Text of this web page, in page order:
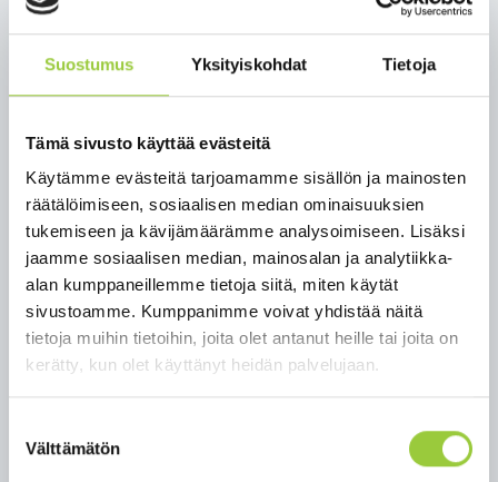
Suostumus Yksityiskohdat Tietoja
Tämä sivusto käyttää evästeitä
Käytämme evästeitä tarjoamamme sisällön ja mainosten
räätälöimiseen, sosiaalisen median ominaisuuksien
tukemiseen ja kävijämäärämme analysoimiseen. Lisäksi
jaamme sosiaalisen median, mainosalan ja analytiikka-
alan kumppaneillemme tietoja siitä, miten käytät
sivustoamme. Kumppanimme voivat yhdistää näitä
tietoja muihin tietoihin, joita olet antanut heille tai joita on
kerätty, kun olet käyttänyt heidän palvelujaan.
valinta
Välttämätön
ennaltaehkäisemiseksi. Hiekoitussepeliä voi käydä
noutamassa hiekoitusastiasta omaan astiaan tai
ämpäriin (enintään 20 litraa/talous) ajalla ma-su
16.3.-22.3.2026 osoitteessa Sairaalatie 9 niin kauan
ikääntyneen toimintakyvyn, hyvinvoinnin ja
terveyden kannalta. Kaatumisella voi olla
kauaskantoisia seurauksia ja inhimillisen
kärsimyksen lisäksi ne aiheuttavat merkittävän
hoidon, hoivan ja kuntoutuksen tarpeen. Yhden
lonkkamurtuman hoito maksaa keskimäärin 30 258
€ (THL:n PERFECT-hanke) ja voi saada aikaan
terveyteen liittyvän ikävän kierteen. Kaatuilu ei
ennaltaehkäisevät kaatumisia. Liikuntaa